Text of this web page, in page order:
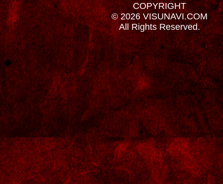
COPYRIGHT
© 2026 VISUNAVI.COM
All Rights Reserved.